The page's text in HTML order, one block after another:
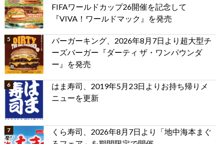
FIFAワールドカップ26開催を記念して
『VIVA！ワールドマック』を発売
バーガーキング、2026年8月7日より超大型チ
ーズバーガー『ダーティ ザ・ワンパウンダ
ー』を発売
はま寿司、2019年5月23日よりお持ち帰りメ
ニューを更新
くら寿司、2026年8月7日より「地中海本まぐ